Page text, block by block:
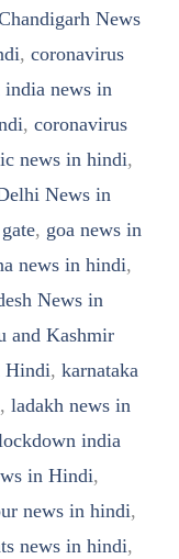
News
, coronavirus
news in
, coronavirus
news in hindi,
News in
, goa news in
news in hindi,
News in
and Kashmir
Hindi, karnataka
, ladakh news in
india
in Hindi,
news in hindi,
news in hindi,